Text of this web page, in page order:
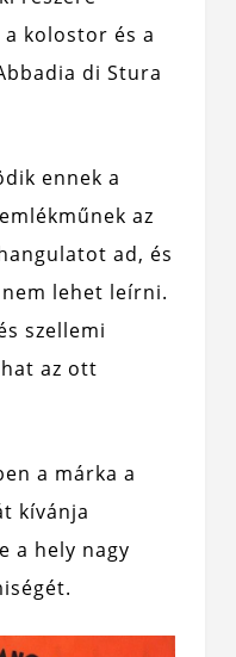
kolostor és a
di Stura
ennek a
az
ad, és
lehet leírni.
szellemi
az ott
a márka a
kívánja
a hely nagy